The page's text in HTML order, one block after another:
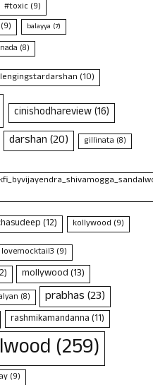
#toxic(9)
(9) balayya (7)
(8)
(10)
cinishodhareview(16)
darshan(20) gillinata (8)
(12) kollywood (9)
lovemocktail3 (9)
mollywood(13)
(8) prabhas(23)
rashmikamandanna(11)
(259)
(9)